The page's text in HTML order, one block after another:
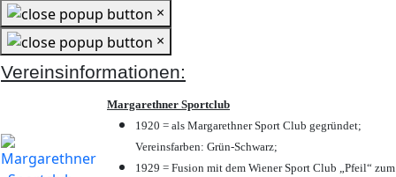
×
×
Vereinsinformationen:
Margarethner Sportclub
1920 = als Margarethner Sport Club gegründet;
Vereinsfarben: Grün-Schwarz;
1929 = Fusion mit dem Wiener Sport Club „Pfeil“ zum